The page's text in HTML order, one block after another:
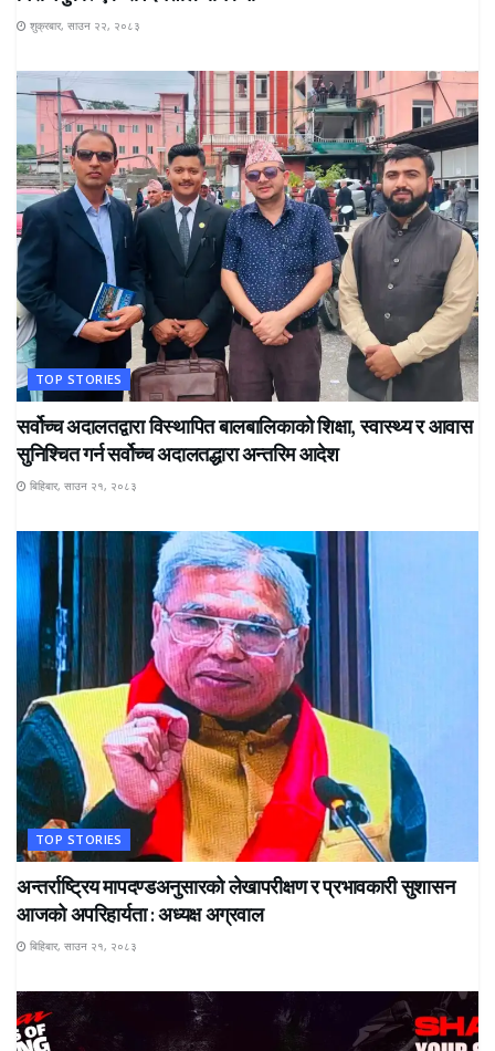
शुक्रबार, साउन २२, २०८३
TOP STORIES
सर्वोच्च अदालतद्वारा विस्थापित बालबालिकाको शिक्षा, स्वास्थ्य र आवास
सुनिश्चित गर्न सर्वोच्च अदालतद्धारा अन्तरिम आदेश
बिहिबार, साउन २१, २०८३
TOP STORIES
अन्तर्राष्ट्रिय मापदण्डअनुसारको लेखापरीक्षण र प्रभावकारी सुशासन
आजको अपरिहार्यता : अध्यक्ष अग्रवाल
बिहिबार, साउन २१, २०८३